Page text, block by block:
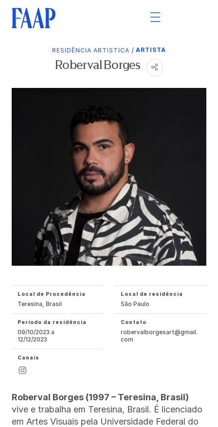
RESIDÊNCIA ARTISTICA / ARTISTA
Roberval Borges
Local de Procedência
Teresina, Brasil
Local de residência
São Paulo
Período da residência
09/10/2023 a
12/12/2023
Contato
robervalborgesart@gmail.
com
Canais
Roberval Borges (1997 – Teresina, Brasil)
vive e trabalha em Teresina, Brasil. É licenciado
em Artes Visuais pela Universidade Federal do